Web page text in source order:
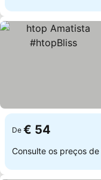
De € 54
Consulte os preços de